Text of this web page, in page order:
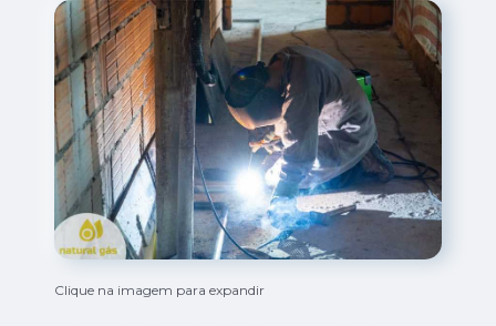
Clique na imagem para expandir